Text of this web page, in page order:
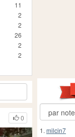
11
2
2
26
2
2
0
1. milcin7